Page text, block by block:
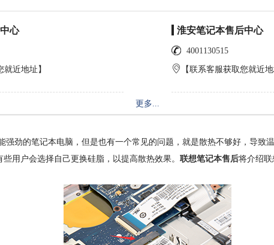
心
就近地址】
淮安笔记本售后中心
4001130515
【联系客服获取您就近地
更多...
劲的笔记本电脑，但是也有一个常见的问题，就是散热不够好，导致
用户会选择自己更换硅脂，以提高散热效果。 联想笔记本售后将介绍联